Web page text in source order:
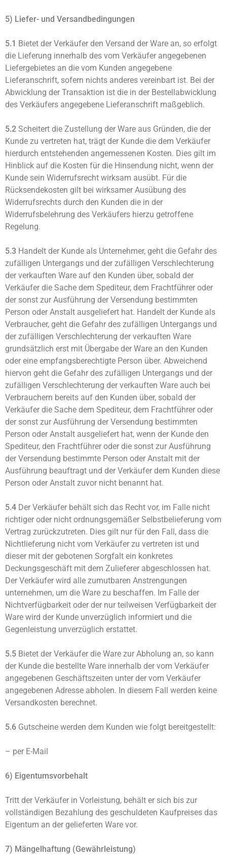
5) Liefer- und Versandbedingungen
5.1 Bietet der Verkäufer den Versand der Ware an, so erfolgt
die Lieferung innerhalb des vom Verkäufer angegebenen
Liefergebietes an die vom Kunden angegebene
Lieferanschrift, sofern nichts anderes vereinbart ist. Bei der
Abwicklung der Transaktion ist die in der Bestellabwicklung
des Verkäufers angegebene Lieferanschrift maßgeblich.
5.2 Scheitert die Zustellung der Ware aus Gründen, die der
Kunde zu vertreten hat, trägt der Kunde die dem Verkäufer
hierdurch entstehenden angemessenen Kosten. Dies gilt im
Hinblick auf die Kosten für die Hinsendung nicht, wenn der
Kunde sein Widerrufsrecht wirksam ausübt. Für die
Rücksendekosten gilt bei wirksamer Ausübung des
Widerrufsrechts durch den Kunden die in der
Widerrufsbelehrung des Verkäufers hierzu getroffene
Regelung.
5.3 Handelt der Kunde als Unternehmer, geht die Gefahr des
zufälligen Untergangs und der zufälligen Verschlechterung
der verkauften Ware auf den Kunden über, sobald der
Verkäufer die Sache dem Spediteur, dem Frachtführer oder
der sonst zur Ausführung der Versendung bestimmten
Person oder Anstalt ausgeliefert hat. Handelt der Kunde als
Verbraucher, geht die Gefahr des zufälligen Untergangs und
der zufälligen Verschlechterung der verkauften Ware
grundsätzlich erst mit Übergabe der Ware an den Kunden
oder eine empfangsberechtigte Person über. Abweichend
hiervon geht die Gefahr des zufälligen Untergangs und der
zufälligen Verschlechterung der verkauften Ware auch bei
Verbrauchern bereits auf den Kunden über, sobald der
Verkäufer die Sache dem Spediteur, dem Frachtführer oder
der sonst zur Ausführung der Versendung bestimmten
Person oder Anstalt ausgeliefert hat, wenn der Kunde den
Spediteur, den Frachtführer oder die sonst zur Ausführung
der Versendung bestimmte Person oder Anstalt mit der
Ausführung beauftragt und der Verkäufer dem Kunden diese
Person oder Anstalt zuvor nicht benannt hat.
5.4 Der Verkäufer behält sich das Recht vor, im Falle nicht
richtiger oder nicht ordnungsgemäßer Selbstbelieferung vom
Vertrag zurückzutreten. Dies gilt nur für den Fall, dass die
Nichtlieferung nicht vom Verkäufer zu vertreten ist und
dieser mit der gebotenen Sorgfalt ein konkretes
Deckungsgeschäft mit dem Zulieferer abgeschlossen hat.
Der Verkäufer wird alle zumutbaren Anstrengungen
unternehmen, um die Ware zu beschaffen. Im Falle der
Nichtverfügbarkeit oder der nur teilweisen Verfügbarkeit der
Ware wird der Kunde unverzüglich informiert und die
Gegenleistung unverzüglich erstattet.
5.5 Bietet der Verkäufer die Ware zur Abholung an, so kann
der Kunde die bestellte Ware innerhalb der vom Verkäufer
angegebenen Geschäftszeiten unter der vom Verkäufer
angegebenen Adresse abholen. In diesem Fall werden keine
Versandkosten berechnet.
5.6 Gutscheine werden dem Kunden wie folgt bereitgestellt:
– per E-Mail
6) Eigentumsvorbehalt
Tritt der Verkäufer in Vorleistung, behält er sich bis zur
vollständigen Bezahlung des geschuldeten Kaufpreises das
Eigentum an der gelieferten Ware vor.
7) Mängelhaftung (Gewährleistung)